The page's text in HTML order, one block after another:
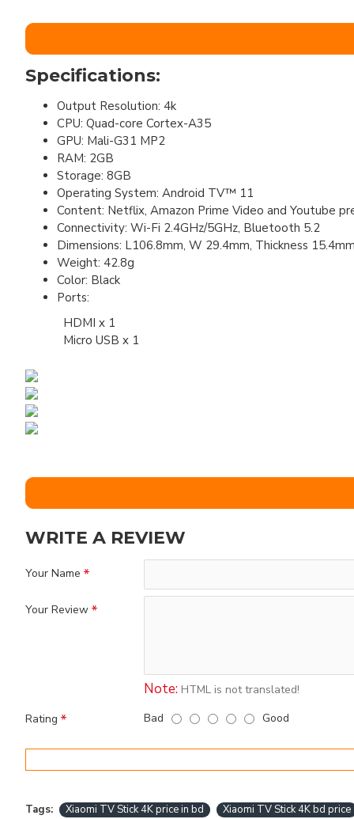
Specifications:
Output Resolution: 4k
CPU: Quad-core Cortex-A35
GPU: Mali-G31 MP2
RAM: 2GB
Storage: 8GB
Operating System: Android TV™ 11
Content: Netflix, Amazon Prime Video and Youtube
Connectivity: Wi-Fi 2.4GHz/5GHz, Bluetooth 5.2
Dimensions: L106.8mm, W 29.4mm, Thickness 15.4mm
Weight: 42.8g
Color: Black
Ports:
HDMI x 1
Micro USB x 1
WRITE A REVIEW
Your Name
Your Review
Note: HTML is not translated!
Rating
Bad Good
Tags: Xiaomi TV Stick 4K price in bd Xiaomi TV Stick 4K bd price